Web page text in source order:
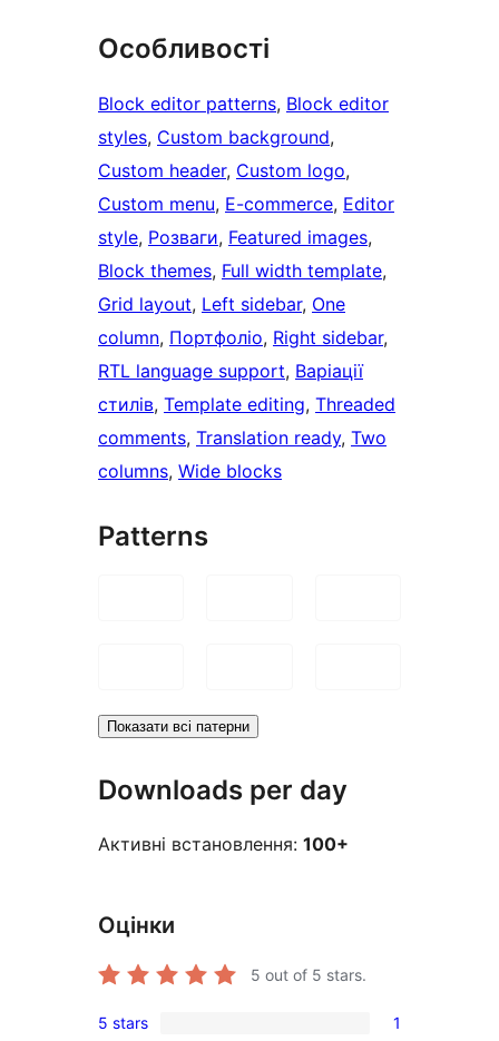
Особливості
Block editor patterns, Block editor
styles, Custom background
Custom header, Custom logo
Custom menu, E-commerce, Editor
style, Розваги, Featured images
Block themes, Full width template
Grid layout, Left sidebar, One
column, Портфоліо, Right sidebar
RTL language support, Варіації
стилів, Template editing, Threaded
comments, Translation ready, Two
columns, Wide blocks
Patterns
Показати всі патерни
Downloads per day
Активні встановлення: 100+
Оцінки
5 out of 5 stars.
5 stars 1